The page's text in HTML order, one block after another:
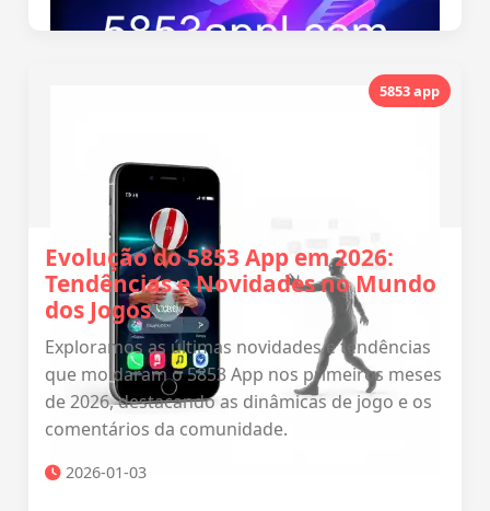
5853 app
Evolução do 5853 App em 2026:
Tendências e Novidades no Mundo
dos Jogos
Exploramos as últimas novidades e tendências
que moldaram o 5853 App nos primeiros meses
de 2026, destacando as dinâmicas de jogo e os
comentários da comunidade.
2026-01-03